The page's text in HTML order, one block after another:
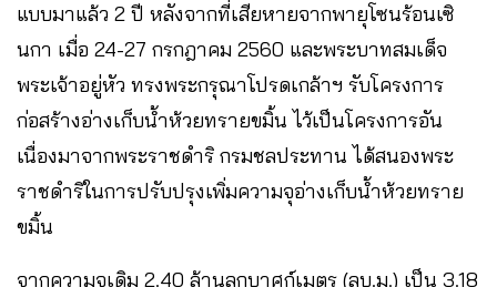
แบบมาแล้ว 2 ปี หลังจากที่เสียหายจากพายุโซนร้อนเซิ
นกา เมื่อ 24-27 กรกฎาคม 2560 และพระบาทสมเด็จ
พระเจ้าอยู่หัว ทรงพระกรุณาโปรดเกล้าฯ รับโครงการ
ก่อสร้างอ่างเก็บน้ำห้วยทรายขมิ้น ไว้เป็นโครงการอัน
เนื่องมาจากพระราชดำริ กรมชลประทาน ได้สนองพระ
ราชดำริในการปรับปรุงเพิ่มความจุอ่างเก็บน้ำห้วยทราย
ขมิ้น
จากความจุเดิม 2.40 ล้านลูกบาศก์เมตร (ลบ.ม.) เป็น 3.18